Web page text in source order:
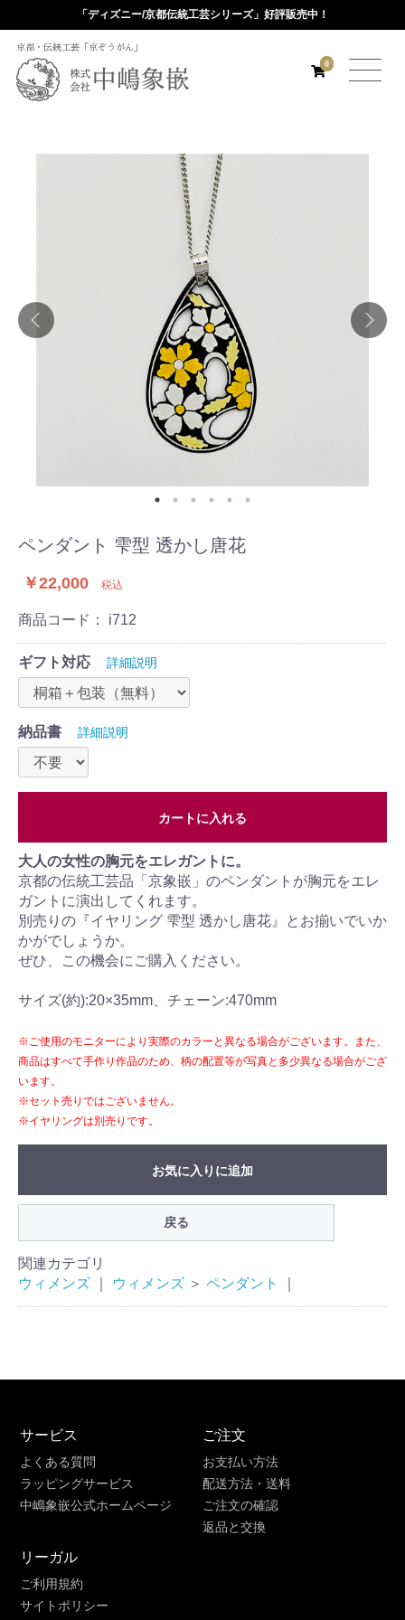
「ディズニー/京都伝統工芸シリーズ」好評販売中！
京都・伝統工芸「京ぞうがん」
0
ペンダント 雫型 透かし唐花
￥22,000 税込
商品コード： i712
ギフト対応 詳細説明
納品書 詳細説明
カートに入れる
大人の女性の胸元をエレガントに。
京都の伝統工芸品「京象嵌」のペンダントが胸元をエレ
ガントに演出してくれます。
別売りの『イヤリング 雫型 透かし唐花』とお揃いでいか
かがでしょうか。
ぜひ、この機会にご購入ください。
サイズ(約):20×35mm、チェーン:470mm
※ご使用のモニターにより実際のカラーと異なる場合がございます。また、
商品はすべて手作り作品のため、柄の配置等が写真と多少異なる場合がござ
います。
※セット売りではございません。
※イヤリングは別売りです。
お気に入りに追加
戻る
関連カテゴリ
ウィメンズ
ウィメンズ ＞ ペンダント
サービス
よくある質問
ラッピングサービス
中嶋象嵌公式ホームページ
ご注文
お支払い方法
配送方法・送料
ご注文の確認
返品と交換
リーガル
ご利用規約
サイトポリシー